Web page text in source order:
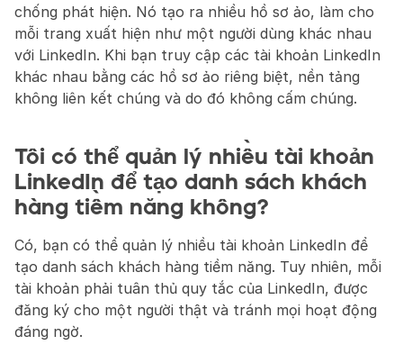
chống phát hiện. Nó tạo ra nhiều hồ sơ ảo, làm cho
mỗi trang xuất hiện như một người dùng khác nhau
với LinkedIn. Khi bạn truy cập các tài khoản LinkedIn
khác nhau bằng các hồ sơ ảo riêng biệt, nền tảng
không liên kết chúng và do đó không cấm chúng.
Tôi có thể quản lý nhiều tài khoản
LinkedIn để tạo danh sách khách
hàng tiềm năng không?
Có, bạn có thể quản lý nhiều tài khoản LinkedIn để
tạo danh sách khách hàng tiềm năng. Tuy nhiên, mỗi
tài khoản phải tuân thủ quy tắc của LinkedIn, được
đăng ký cho một người thật và tránh mọi hoạt động
đáng ngờ.